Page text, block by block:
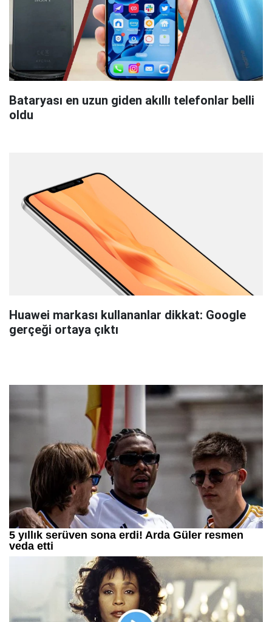
Bataryası en uzun giden akıllı telefonlar belli
oldu
Huawei markası kullananlar dikkat: Google
gerçeği ortaya çıktı